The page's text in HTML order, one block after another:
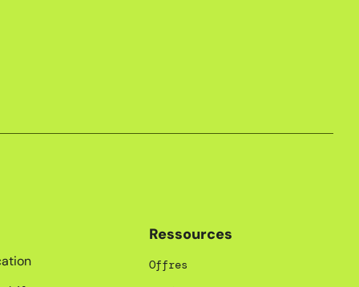
Ressources
Offres